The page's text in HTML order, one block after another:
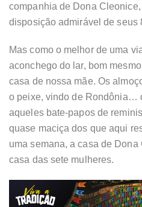
companhia de Dona
disposição admirável de seus
Mas como o melhor de uma
aconchego do lar, bom
casa de nossa mãe. Os
o peixe, vindo de Rondônia…
aqueles bate-papos de
quase maciça dos que aqui
uma semana, a casa de
casa das sete mulheres.